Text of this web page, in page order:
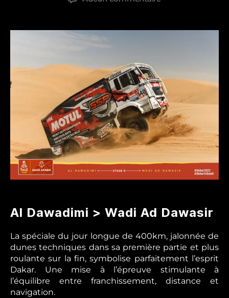
l’article
–
Al Dawadimi > Wadi Ad Dawasir
La spéciale du jour longue de 400km, jalonnée de
dunes techniques dans sa première partie et plus
roulante sur la fin, symbolise parfaitement l’esprit
Dakar. Une mise à l’épreuve stimulante à
l’équilibre entre franchissement, distance et
navigation.